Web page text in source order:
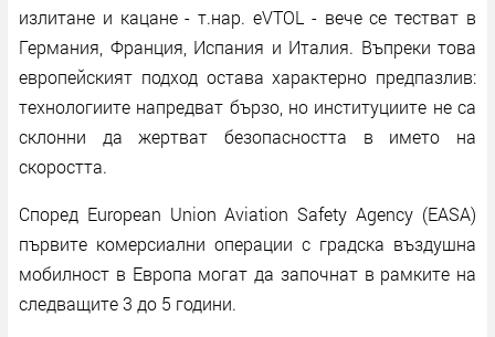
излитане и кацане - т.нар. eVTOL - вече се тестват в
Германия, Франция, Испания и Италия. Въпреки това
европейският подход остава характерно предпазлив:
технологиите напредват бързо, но институциите не са
склонни да жертват безопасността в името на
скоростта.
Според European Union Aviation Safety Agency (EASA)
първите комерсиални операции с градска въздушна
мобилност в Европа могат да започнат в рамките на
следващите 3 до 5 години.